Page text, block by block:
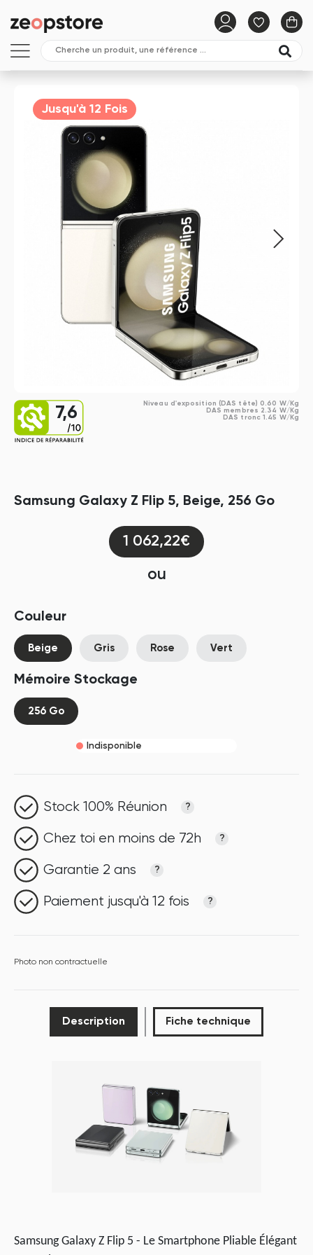
7,6
Niveau d'exposition (DAS tête) 0.60 W/Kg
DAS membres 2.34 W/Kg
DAS tronc 1.45 W/Kg
Samsung Galaxy Z Flip 5, Beige, 256 Go
1 062,22€
ou
Couleur
Beige Gris Rose Vert
Mémoire Stockage
256 Go
Indisponible
Stock 100% Réunion ?
Chez toi en moins de 72h ?
Garantie 2 ans ?
Paiement jusqu'à 12 fois ?
Photo non contractuelle
Description Fiche technique
Samsung Galaxy Z Flip 5 - Le Smartphone Pliable Élégant